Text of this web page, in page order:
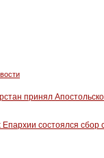
принял
состоялся сбор